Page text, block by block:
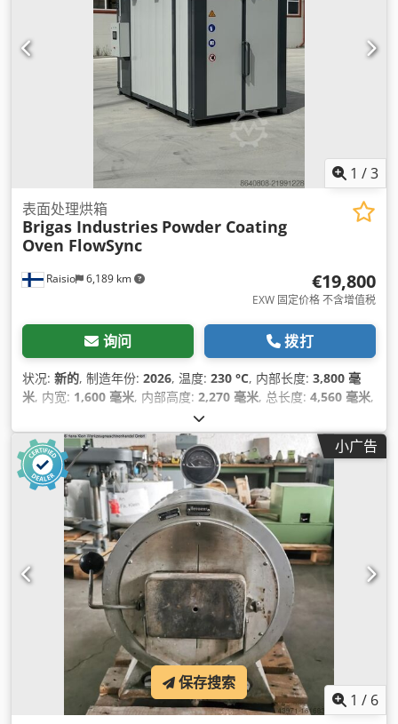
1 /3
Raisio 6,189 km
表面处理烘箱
Brigas Industries Powder Coating
Oven FlowSync
€19,800
EXW 固定价格 不含增值税
询问 拨打
状况: 新的, 制造年份: 2026, 温度: 230 °C, 内部长度: 3,800 毫
米, 内宽: 1,600 毫米, 内部高度: 2,270 毫米, 总长度: 4,560 毫米,
3,270 毫米
备:CE标志,
小广告
1 / 6
保存搜索